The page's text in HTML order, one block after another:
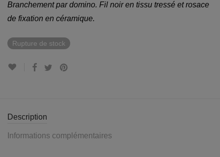
Branchement par domino. Fil noir en tissu tressé et rosace
de fixation en céramique.
Rupture de stock
Description
Informations complémentaires